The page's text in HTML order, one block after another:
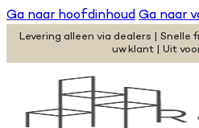
Ga naar hoofdinhoudGa naar
Levering alleen via dealers | Snelle
uw klant | Uit